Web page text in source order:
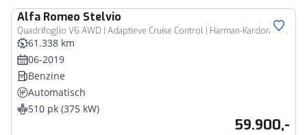
Alfa Romeo Stelvio
Quadrifoglio V6 AWD | Adaptieve Cruise Control | Harman-Kardon | Panoramadak | Camera | Stoelverwarming | LED
61.338 km
06-2019
Benzine
Automatisch
510 pk (375 kW)
59.900,-